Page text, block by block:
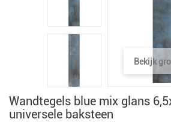
Bekijk
Wandtegels blue mix glans
universele baksteen